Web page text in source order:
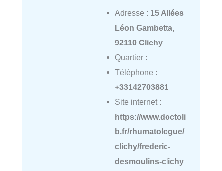
Adresse : 15 Allées
Léon Gambetta,
92110 Clichy
Quartier :
Téléphone :
+33142703881
Site internet :
https://www.doctoli
b.fr/rhumatologue/
clichy/frederic-
desmoulins-clichy